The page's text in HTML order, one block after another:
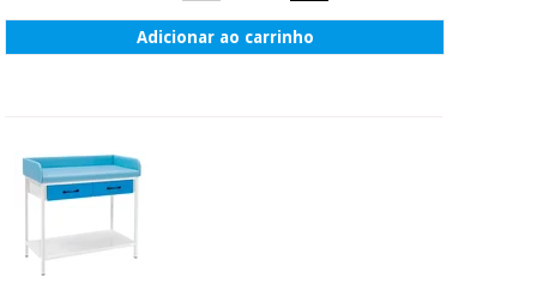
Veterinária
cirúrgico
(liquidação)
Vestuário
sanitário
Veterinária
Adicionar ao carrinho